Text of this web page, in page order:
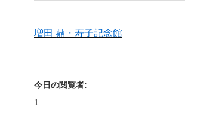
増田 鼎・寿子記念館
今日の閲覧者:
1